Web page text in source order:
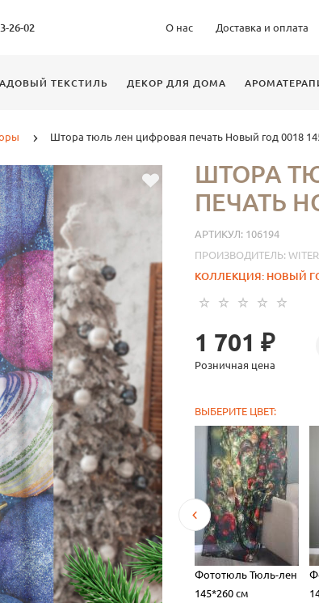
26-02 О нас Доставка и оплата
ТЕКСТИЛЬ ДЕКОР ДЛЯ ДОМА
Штора тюль лен цифровая печать Новый год 0018
ШТОРА
ПЕЧАТЬ
АРТИКУЛ: 106194
ПРОИЗВОДИТЕЛЬ:
КОЛЛЕКЦИЯ: НОВЫЙ
1 701 ₽
Розничная цена
ВЫБЕРИТЕ ЦВЕТ:
лен
см
Тюль Тюль-лен
145*260 см
Фототюль Тюль-лен
145*260 см